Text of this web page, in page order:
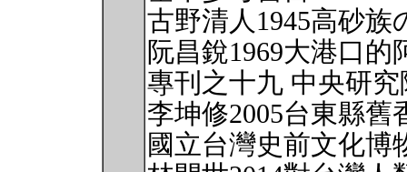
古野清人1945高砂
阮昌銳1969大港口
專刊之十九 中央研
李坤修2005台東縣
國立台灣史前文化博